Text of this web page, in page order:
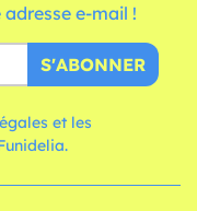
e-mail !
S'ABONNER
et les